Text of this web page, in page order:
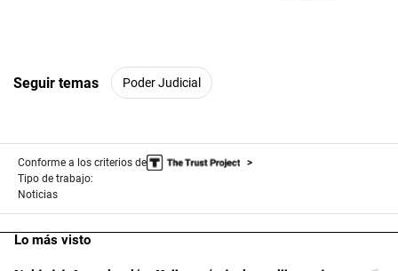
Seguir temas Poder Judicial
Conforme a los criterios de
Tipo de trabajo:
Noticias
Lo más visto